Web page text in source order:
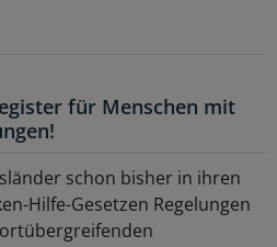
für Menschen mit
schon bisher in ihren
Hilfe-Gesetzen Regelungen